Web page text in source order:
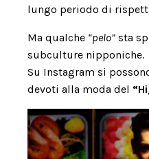
lungo periodo di
Ma qualche “pelo” sta
subculture nipponiche.
Su Instagram si
devoti alla moda del